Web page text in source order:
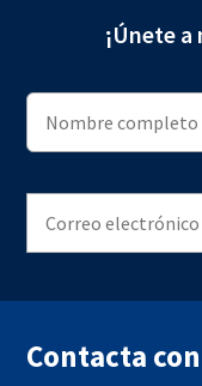
¡Únete
Contacta